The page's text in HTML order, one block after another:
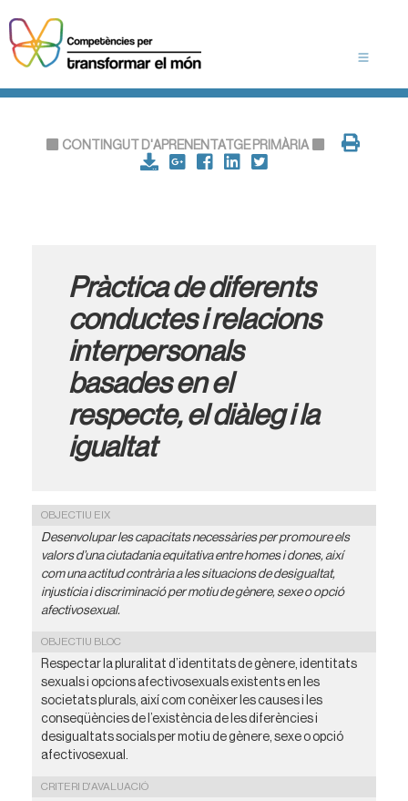
CONTINGUT D'APRENENTATGE PRIMÀRIA
Pràctica de diferents
conductes i relacions
interpersonals
basades en el
respecte, el diàleg i la
igualtat
OBJECTIU EIX
Desenvolupar les capacitats necessàries per promoure els
valors d’una ciutadania equitativa entre homes i dones, així
com una actitud contrària a les situacions de desigualtat,
injustícia i discriminació per motiu de gènere, sexe o opció
afectivosexual.
OBJECTIU BLOC
Respectar la pluralitat d’identitats de gènere, identitats
sexuals i opcions afectivosexuals existents en les
societats plurals, així com conèixer les causes i les
conseqüències de l’existència de les diferències i
desigualtats socials per motiu de gènere, sexe o opció
afectivosexual.
CRITERI D'AVALUACIÓ